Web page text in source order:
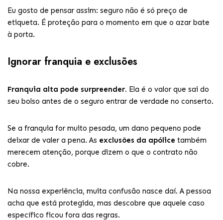
Eu gosto de pensar assim: seguro não é só preço de
etiqueta. É proteção para o momento em que o azar bate
à porta.
Ignorar franquia e exclusões
Franquia alta pode surpreender. Ela é o valor que sai do
seu bolso antes de o seguro entrar de verdade no conserto.
Se a franquia for muito pesada, um dano pequeno pode
deixar de valer a pena. As exclusões da apólice também
merecem atenção, porque dizem o que o contrato não
cobre.
Na nossa experiência, muita confusão nasce daí. A pessoa
acha que está protegida, mas descobre que aquele caso
específico ficou fora das regras.